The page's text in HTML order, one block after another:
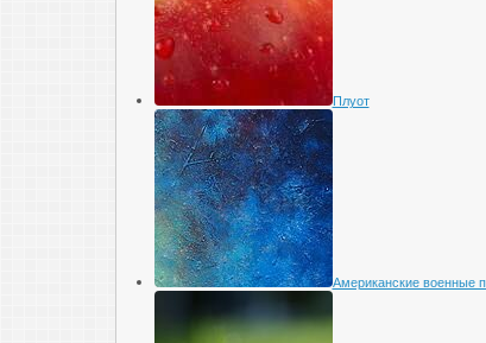
Плуот
Американские военные